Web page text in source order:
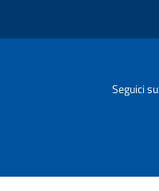
Seguici su